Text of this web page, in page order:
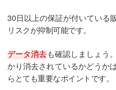
30日以上の保証が付いている
リスクが抑制可能です。
データ消去も確認しましょう
かり消去されているかどうか
らとても重要なポイントです。